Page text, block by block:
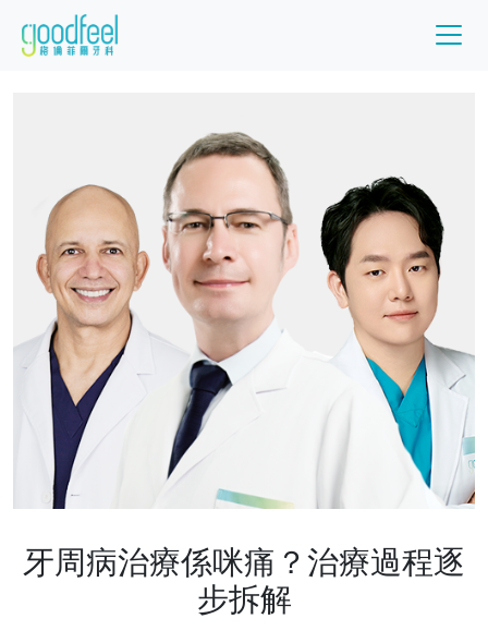
牙周病治療係咪痛？治療過程逐
步拆解